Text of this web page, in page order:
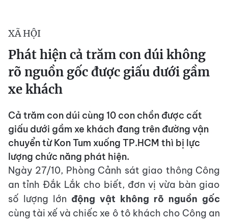
XÃ HỘI
Phát hiện cả trăm con dúi không
rõ nguồn gốc được giấu dưới gầm
xe khách
Cả trăm con dúi cùng 10 con chồn được cất
giấu dưới gầm xe khách đang trên đường vận
chuyển từ Kon Tum xuống TP.HCM thì bị lực
lượng chức năng phát hiện.
Ngày 27/10, Phòng Cảnh sát giao thông Công
an tỉnh Đắk Lắk cho biết, đơn vị vừa bàn giao
số lượng lớn động vật không rõ nguồn gốc
cùng tài xế và chiếc xe ô tô khách cho Công an